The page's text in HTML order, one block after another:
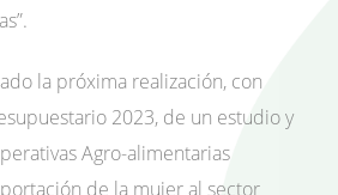
la próxima realización, con
2023, de un estudio y
Agro-alimentarias
de la mujer al sector